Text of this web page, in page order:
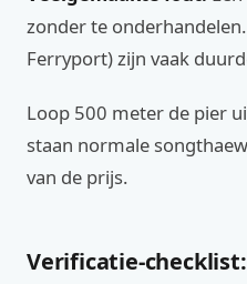
zonder te
Ferryport) zijn vaak
Loop 500 meter de pier
staan normale
van de prijs.
Verificatie-